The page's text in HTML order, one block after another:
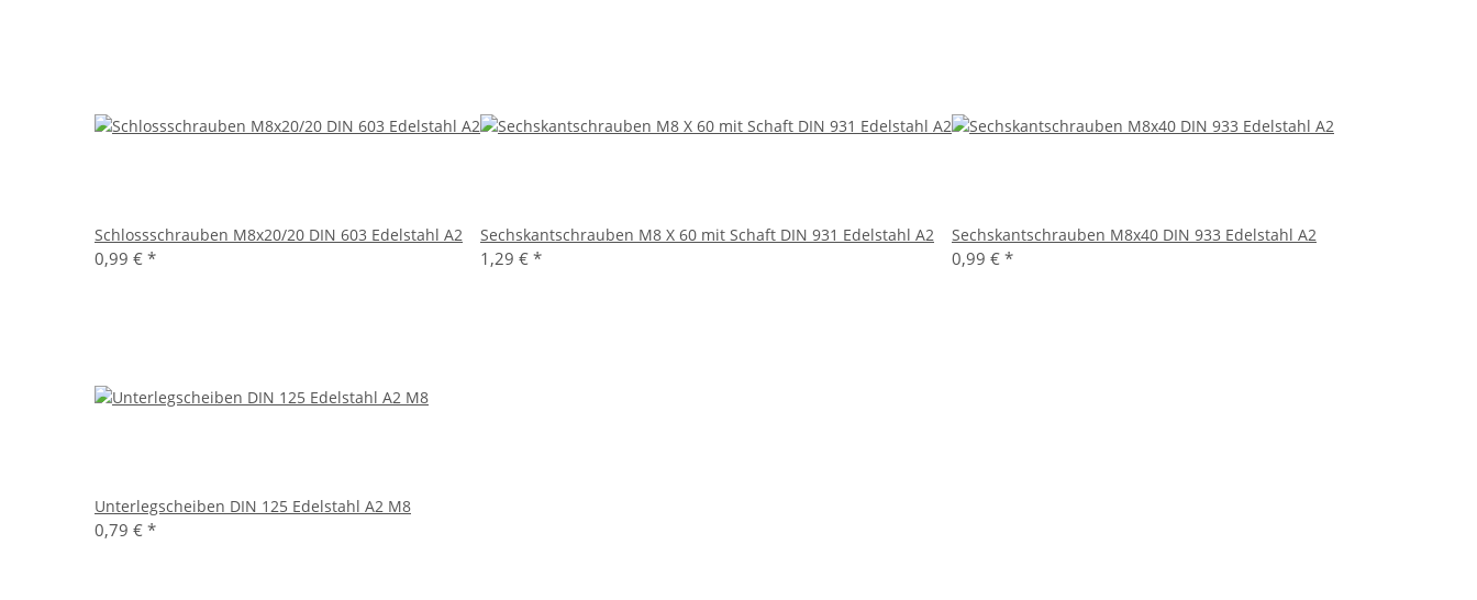
Schlossschrauben M8x20/20 DIN 603 Edelstahl A2
0,99 € *
Sechskantschrauben M8 X 60 mit Schaft DIN 931 Edelstahl A2
1,29 € *
Sechskantschrauben M8x40 DIN 933 Edelstahl A2
0,99 € *
Unterlegscheiben DIN 125 Edelstahl A2 M8
0,79 € *